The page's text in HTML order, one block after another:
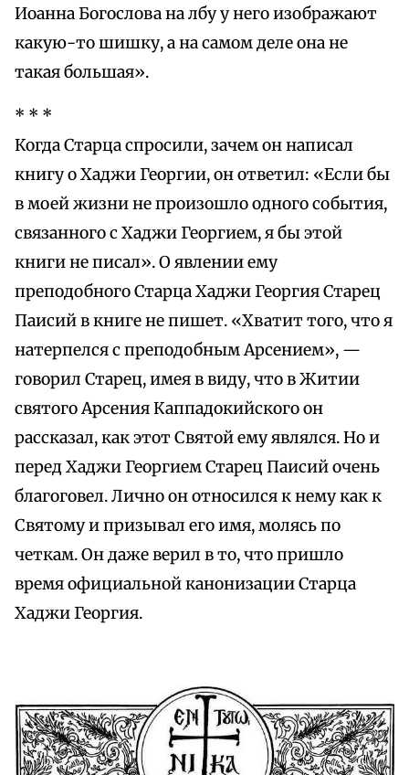
Иоанна Богослова на лбу у него изображают
какую-то шишку, а на самом деле она не
такая большая».
* * *
Когда Старца спросили, зачем он написал
книгу о Хаджи Георгии, он ответил: «Если бы
в моей жизни не произошло одного события,
связанного с Хаджи Георгием, я бы этой
книги не писал». О явлении ему
преподобного Старца Хаджи Георгия Старец
Паисий в книге не пишет. «Хватит того, что я
натерпелся с преподобным Арсением», —
говорил Старец, имея в виду, что в Житии
святого Арсения Каппадокийского он
рассказал, как этот Святой ему являлся. Но и
перед Хаджи Георгием Старец Паисий очень
благоговел. Лично он относился к нему как к
Святому и призывал его имя, молясь по
четкам. Он даже верил в то, что пришло
время официальной канонизации Старца
Хаджи Георгия.